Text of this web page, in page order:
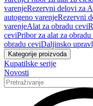
varenjeRezervni delovi za
autogeno varenjeRezervni
varenjeAlat za obradu cevi
ceviPribor za alat za obradu
obradu ceviDaljinsko
Kategorije proizvoda
Kupatilske serije
Novosti